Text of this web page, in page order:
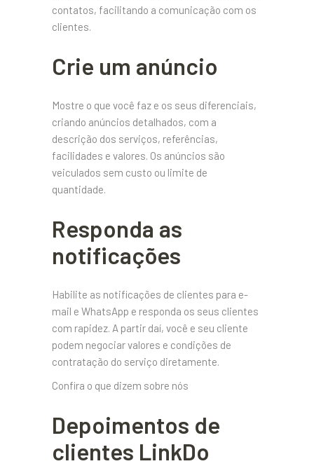
contatos, facilitando a comunicação com os
clientes.
Crie um anúncio
Mostre o que você faz e os seus diferenciais,
criando anúncios detalhados, com a
descrição dos serviços, referências,
facilidades e valores. Os anúncios são
veiculados sem custo ou limite de
quantidade.
Responda as
notificações
Habilite as notificações de clientes para e-
mail e WhatsApp e responda os seus clientes
com rapidez. A partir daí, você e seu cliente
podem negociar valores e condições de
contratação do serviço diretamente.
Confira o que dizem sobre nós
Depoimentos de
clientes LinkDo